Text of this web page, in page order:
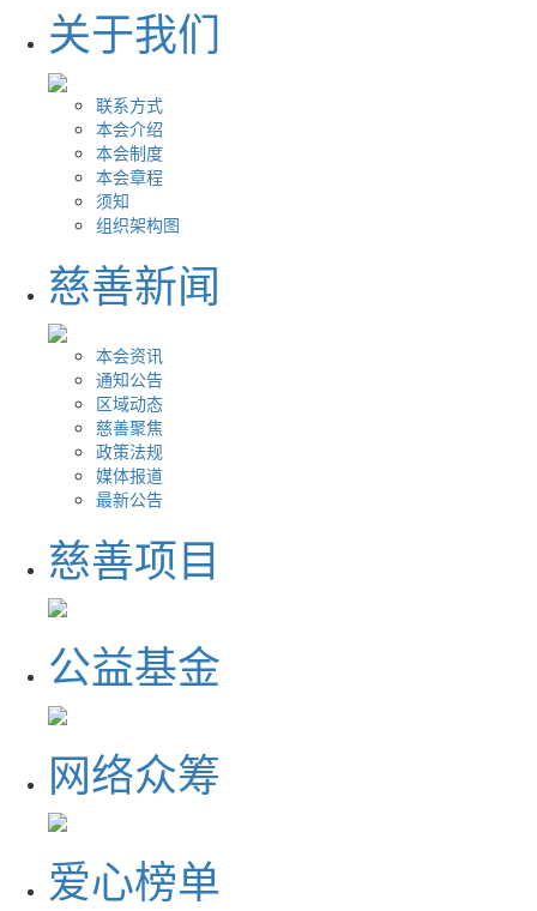
关于我们
联系方式
本会介绍
本会制度
本会章程
须知
组织架构图
慈善新闻
本会资讯
通知公告
区域动态
慈善聚焦
政策法规
媒体报道
最新公告
慈善项目
公益基金
网络众筹
爱心榜单